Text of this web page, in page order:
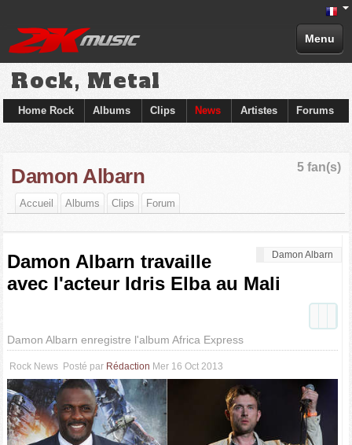
Menu
Rock, Metal
Home Rock Albums Clips News Artistes Forums
5 fan(s)
Damon Albarn
Accueil Albums Clips Forum
Damon Albarn
Damon Albarn travaille
avec l'acteur Idris Elba au Mali
Damon Albarn enregistre l'album Africa Express
Rock News Posté par Rédaction Mer 16 Oct 2013